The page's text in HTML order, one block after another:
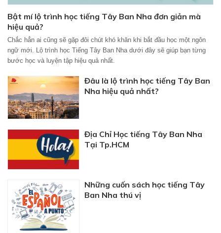
Bật mí lộ trình học tiếng Tây Ban Nha đơn giản mà
hiệu quả?
Chắc hẳn ai cũng sẽ gặp đôi chút khó khăn khi bắt đầu học một ngôn
ngữ mới. Lộ trình học Tiếng Tây Ban Nha dưới đây sẽ giúp bạn từng
bước học và luyện tập hiệu quả nhất.
Đâu là lộ trình học tiếng Tây Ban
Nha hiệu quả nhất?
Địa Chỉ Học tiếng Tây Ban Nha
Tại Tp.HCM
Những cuốn sách học tiếng Tây
Ban Nha thú vị